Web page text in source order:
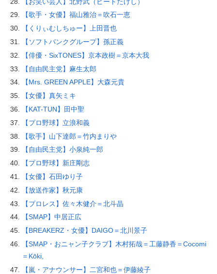
【歌手・女優】福山雅治＝吹石一恵
【くりぃむしちゅー】上田晋也
【ソフトバンクグループ】孫正義
【俳優・SixTONES】京本政樹＝京本大我
【自由民主党】麻生太郎
【Mrs. GREEN APPLE】大森元貴
【女優】真矢ミキ
【KAT-TUN】田中聖
【プロ野球】立浪和義
【歌手】山下達郎＝竹内まりや
【自由民主党】小泉純一郎
【プロ野球】新庄剛志
【女優】石田ゆり子
【放送作家】秋元康
【プロレス】佐々木健介＝北斗晶
【SMAP】中居正広
【BREAKERZ・女優】DAIGO＝北川景子
【SMAP・おニャン子クラブ】木村拓哉＝工藤静香＝Cocomi
＝Kōki,
【嵐・アナウンサー】二宮和也＝伊藤綾子